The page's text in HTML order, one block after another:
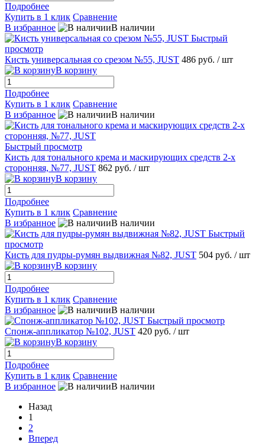
Подробнее
Купить в 1 клик Сравнение
В избранное
В наличии
Быстрый
просмотр
Кисть универсальная со срезом №55, JUST 486 руб. / шт
В корзину
Подробнее
Купить в 1 клик Сравнение
В избранное
В наличии
Быстрый просмотр
Кисть для тонального крема и маскирующих средств 2-х
сторонняя, №77, JUST 862 руб. / шт
В корзину
Подробнее
Купить в 1 клик Сравнение
В избранное
В наличии
Быстрый
просмотр
Кисть для пудры-румян выдвижная №82, JUST 504 руб. / шт
В корзину
Подробнее
Купить в 1 клик Сравнение
В избранное
В наличии
Быстрый просмотр
Спонж-аппликатор №102, JUST 420 руб. / шт
В корзину
Подробнее
Купить в 1 клик Сравнение
В избранное
В наличии
Назад
1
2
Вперед